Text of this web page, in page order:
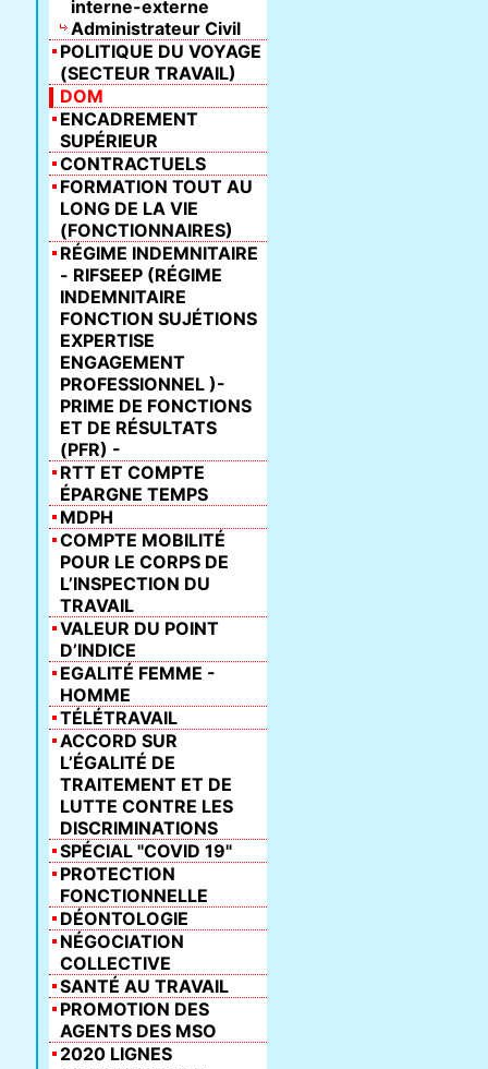
interne-externe
Administrateur Civil
POLITIQUE DU VOYAGE
(SECTEUR TRAVAIL)
DOM
ENCADREMENT
SUPÉRIEUR
CONTRACTUELS
FORMATION TOUT AU
LONG DE LA VIE
(FONCTIONNAIRES)
RÉGIME INDEMNITAIRE
- RIFSEEP (RÉGIME
INDEMNITAIRE
FONCTION SUJÉTIONS
EXPERTISE
ENGAGEMENT
PROFESSIONNEL )-
PRIME DE FONCTIONS
ET DE RÉSULTATS
(PFR) -
RTT ET COMPTE
ÉPARGNE TEMPS
MDPH
COMPTE MOBILITÉ
POUR LE CORPS DE
L’INSPECTION DU
TRAVAIL
VALEUR DU POINT
D’INDICE
EGALITÉ FEMME -
HOMME
TÉLÉTRAVAIL
ACCORD SUR
L’ÉGALITÉ DE
TRAITEMENT ET DE
LUTTE CONTRE LES
DISCRIMINATIONS
SPÉCIAL "COVID 19"
PROTECTION
FONCTIONNELLE
DÉONTOLOGIE
NÉGOCIATION
COLLECTIVE
SANTÉ AU TRAVAIL
PROMOTION DES
AGENTS DES MSO
2020 LIGNES